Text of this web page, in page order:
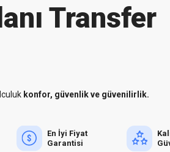
Transfer
konfor, güvenlik ve güvenilirlik.
En İyi Fiyat
Garantisi